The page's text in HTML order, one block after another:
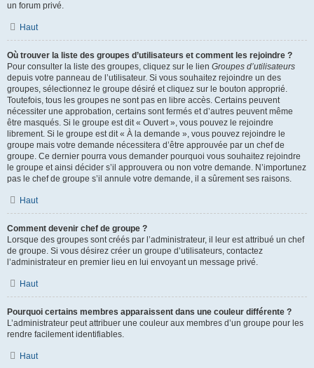
un forum privé.
Haut
Où trouver la liste des groupes d’utilisateurs et comment les rejoindre ?
Pour consulter la liste des groupes, cliquez sur le lien Groupes d’utilisateurs
depuis votre panneau de l’utilisateur. Si vous souhaitez rejoindre un des
groupes, sélectionnez le groupe désiré et cliquez sur le bouton approprié.
Toutefois, tous les groupes ne sont pas en libre accès. Certains peuvent
nécessiter une approbation, certains sont fermés et d’autres peuvent même
être masqués. Si le groupe est dit « Ouvert », vous pouvez le rejoindre
librement. Si le groupe est dit « À la demande », vous pouvez rejoindre le
groupe mais votre demande nécessitera d’être approuvée par un chef de
groupe. Ce dernier pourra vous demander pourquoi vous souhaitez rejoindre
le groupe et ainsi décider s’il approuvera ou non votre demande. N’importunez
pas le chef de groupe s’il annule votre demande, il a sûrement ses raisons.
Haut
Comment devenir chef de groupe ?
Lorsque des groupes sont créés par l’administrateur, il leur est attribué un chef
de groupe. Si vous désirez créer un groupe d’utilisateurs, contactez
l’administrateur en premier lieu en lui envoyant un message privé.
Haut
Pourquoi certains membres apparaissent dans une couleur différente ?
L’administrateur peut attribuer une couleur aux membres d’un groupe pour les
rendre facilement identifiables.
Haut